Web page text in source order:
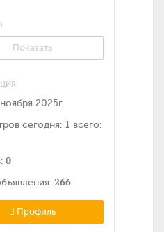
Показать
2025г.
сегодня: 1 всего:
0
266
Профиль